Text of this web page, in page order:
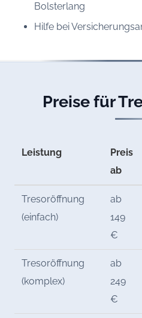
Bolsterlang
Hilfe bei
Preise für
Leistung
Preis
ab
Tresoröffnung
(einfach)
ab
149
€
Tresoröffnung
(komplex)
ab
249
€